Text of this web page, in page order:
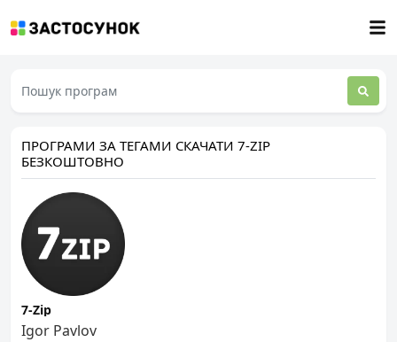
ПРОГРАМИ ЗА ТЕГАМИ СКАЧАТИ 7-ZIP
БЕЗКОШТОВНО
7-Zip
Igor Pavlov